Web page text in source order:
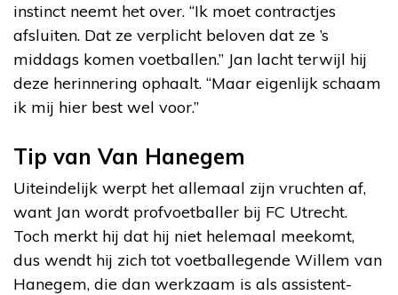
instinct neemt het over. “Ik moet contractjes
afsluiten. Dat ze verplicht beloven dat ze ’s
middags komen voetballen.” Jan lacht terwijl hij
deze herinnering ophaalt. “Maar eigenlijk schaam
ik mij hier best wel voor.”
Tip van Van Hanegem
Uiteindelijk werpt het allemaal zijn vruchten af,
want Jan wordt profvoetballer bij FC Utrecht.
Toch merkt hij dat hij niet helemaal meekomt,
dus wendt hij zich tot voetballegende Willem van
Hanegem, die dan werkzaam is als assistent-